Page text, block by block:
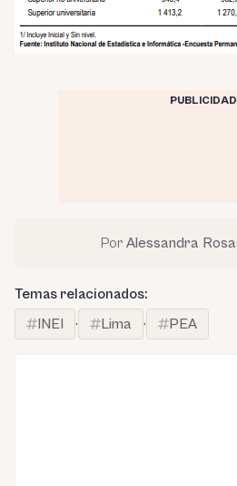
PUBLICIDAD
Por Alessandra
Temas relacionados:
INEI
· Lima · PEA